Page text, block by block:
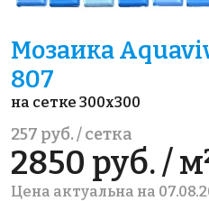
Мозаика
807
на сетке 300x300
257 руб. / сетка
2850 руб. /
Цена актуальна на